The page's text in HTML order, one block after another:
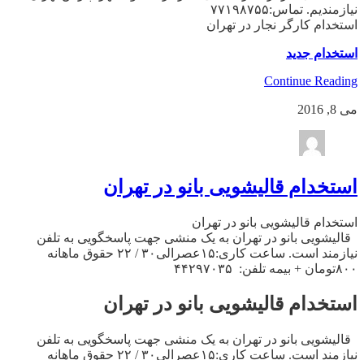
نیازمندیم. تماس:۷۷۱۹۸۷۵۵
استخدام کارگر نجار در تهران
استخدام جدید
Continue Reading
می 8, 2016
استخدام قالیشویی بانو در تهران
استخدام قالیشویی بانو در تهران
قالیشویی بانو در تهران به یک منشی جهت پاسخگویی به تلفن
نیازمند است. ساعت کاری:۱۵عصرالی۳۰ / ۲۲ حقوق ماهانه
۸۰۰تومان + بیمه تلفن: ۴۴۲۹۷۰۳۵
استخدام قالیشویی بانو در تهران
قالیشویی بانو در تهران به یک منشی جهت پاسخگویی به تلفن
نیازمند است. ساعت کاری:۱۵عصرالی۳۰ / ۲۲ حقوق ماهانه